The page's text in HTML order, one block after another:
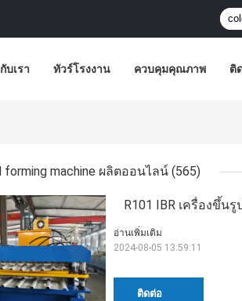
บเรา ทัวร์โรงงาน ควบคุมคุณภาพ ติ
forming machine ผลิตออนไลน์ (565)
R101 IBR เครื่องขึ้น
ติดต่อ
อ่านเพิ่มเติม
2024-08-05 13:59:11